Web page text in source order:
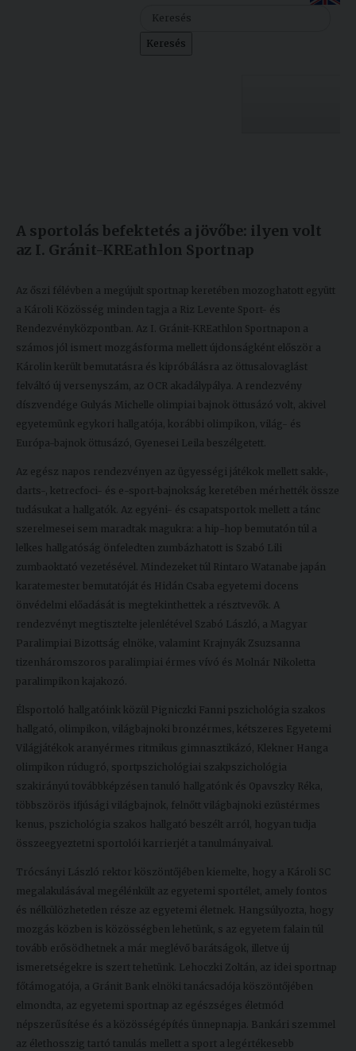
Sport
Akadémia
Keresés
Kutatás
Kiadványok
Szolgáltatásaink
Nemzetközi
kapcsolatok
Egyetemi
Lelkészség
Események
Sport
A sportolás befektetés a jövőbe: ilyen volt
az I. Gránit-KREathlon Sportnap
Az őszi félévben a megújult sportnap keretében mozoghatott együtt
a Károli Közösség minden tagja a Riz Levente Sport- és
Rendezvényközpontban. Az I. Gránit-KREathlon Sportnapon a
számos jól ismert mozgásforma mellett újdonságként először a
Károlin került bemutatásra és kipróbálásra az öttusalovaglást
felváltó új versenyszám, az OCR akadálypálya. A rendezvény
díszvendége Gulyás Michelle olimpiai bajnok öttusázó volt, akivel
egyetemünk egykori hallgatója, korábbi olimpikon, világ- és
Európa-bajnok öttusázó, Gyenesei Leila beszélgetett.
Az egész napos rendezvényen az ügyességi játékok mellett sakk-,
darts-, ketrecfoci- és e-sport-bajnokság keretében mérhették össze
tudásukat a hallgatók. Az egyéni- és csapatsportok mellett a tánc
szerelmesei sem maradtak magukra: a hip-hop bemutatón túl a
lelkes hallgatóság önfeledten zumbázhatott is Szabó Lili
zumbaoktató vezetésével. Mindezeket túl Rintaro Watanabe japán
karatemester bemutatóját és Hidán Csaba egyetemi docens
önvédelmi előadását is megtekinthettek a résztvevők. A
rendezvényt megtisztelte jelenlétével Szabó László, a Magyar
Paralimpiai Bizottság elnöke, valamint Krajnyák Zsuzsanna
tizenháromszoros paralimpiai érmes vívó és Molnár Nikoletta
paralimpikon kajakozó.
Élsportoló hallgatóink közül Pigniczki Fanni pszichológia szakos
hallgató, olimpikon, világbajnoki bronzérmes, kétszeres Egyetemi
Világjátékok aranyérmes ritmikus gimnasztikázó, Klekner Hanga
olimpikon rúdugró, sportpszichológiai szakpszichológia
szakirányú továbbképzésen tanuló hallgatónk és Opavszky Réka,
többszörös ifjúsági világbajnok, felnőtt világbajnoki ezüstérmes
kenus, pszichológia szakos hallgató beszélt arról, hogyan tudja
összeegyeztetni sportolói karrierjét a tanulmányaival.
Trócsányi László rektor köszöntőjében kiemelte, hogy a Károli SC
megalakulásával megélénkült az egyetemi sportélet, amely fontos
és nélkülözhetetlen része az egyetemi életnek. Hangsúlyozta, hogy
mozgás közben is közösségben lehetünk, s az egyetem falain túl
tovább erősödhetnek a már meglévő barátságok, illetve új
ismeretségekre is szert tehetünk. Lehoczki Zoltán, az idei sportnap
főtámogatója, a Gránit Bank elnöki tanácsadója köszöntőjében
elmondta, az egyetemi sportnap az egészséges életmód
népszerűsítése és a közösségépítés ünnepnapja. Bankári szemmel
az élethosszig tartó tanulás mellett a sport a legértékesebb